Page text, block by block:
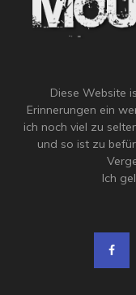
Diese Website
Erinnerungen ein
ich noch viel zu
und so ist zu
Ich